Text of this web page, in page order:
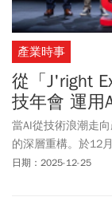
產業時事
從「J'right
技年會 運用
當AI從技術浪潮走
的深層重構。於12
豐金控同步揭示現
日期：2025-12-25